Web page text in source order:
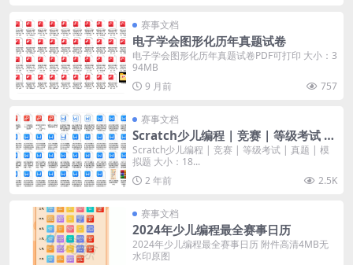
赛事文档
电子学会图形化历年真题试卷
电子学会图形化历年真题试卷PDF可打印 大小：3
94MB
9 月前
757
赛事文档
Scratch少儿编程 | 竞赛 | 等级考试 |
真题 | 模拟题
Scratch少儿编程 | 竞赛 | 等级考试 | 真题 | 模
拟题 大小：18...
2 年前
2.5K
赛事文档
2024年少儿编程最全赛事日历
2024年少儿编程最全赛事日历 附件高清4MB无
水印原图